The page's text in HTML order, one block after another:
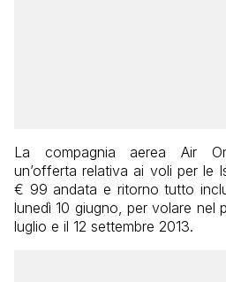
La compagnia aerea Air
un’offerta relativa ai voli per le
€ 99 andata e ritorno tutto
lunedì 10 giugno, per volare nel
luglio e il 12 settembre 2013.